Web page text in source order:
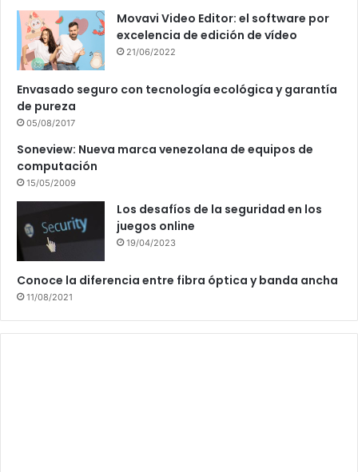
Movavi Video Editor: el software por
excelencia de edición de vídeo
21/06/2022
Envasado seguro con tecnología ecológica y garantía
de pureza
05/08/2017
Soneview: Nueva marca venezolana de equipos de
computación
15/05/2009
Los desafíos de la seguridad en los
juegos online
19/04/2023
Conoce la diferencia entre fibra óptica y banda ancha
11/08/2021